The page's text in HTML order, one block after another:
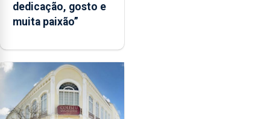
dedicação, gosto e
muita paixão”